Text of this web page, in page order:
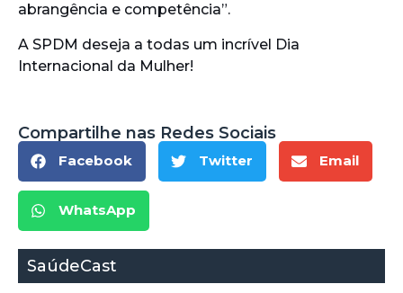
abrangência e competência”.
A SPDM deseja a todas um incrível Dia
Internacional da Mulher!
Compartilhe nas Redes Sociais
Facebook Twitter Email
WhatsApp
SaúdeCast